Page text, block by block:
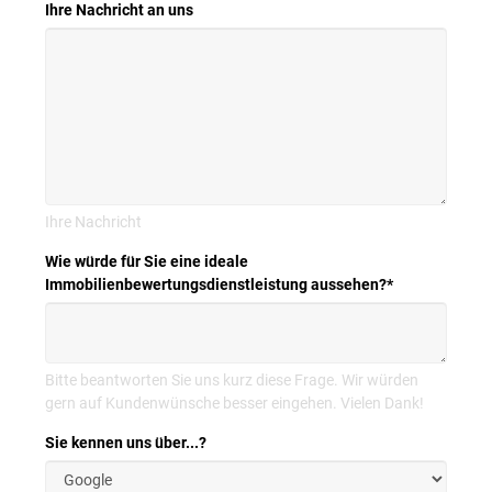
Ihre Nachricht an uns
Ihre Nachricht
Wie würde für Sie eine ideale
Immobilienbewertungsdienstleistung aussehen?*
Bitte beantworten Sie uns kurz diese Frage. Wir würden
gern auf Kundenwünsche besser eingehen. Vielen Dank!
Sie kennen uns über...?